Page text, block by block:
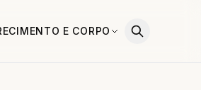
E CORPO